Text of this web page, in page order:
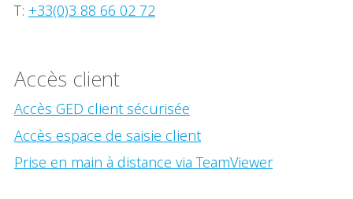
T: +33(0)3 88 66 02 72
Accès client
Accès GED client sécurisée
Accès espace de saisie client
Prise en main à distance via TeamViewer